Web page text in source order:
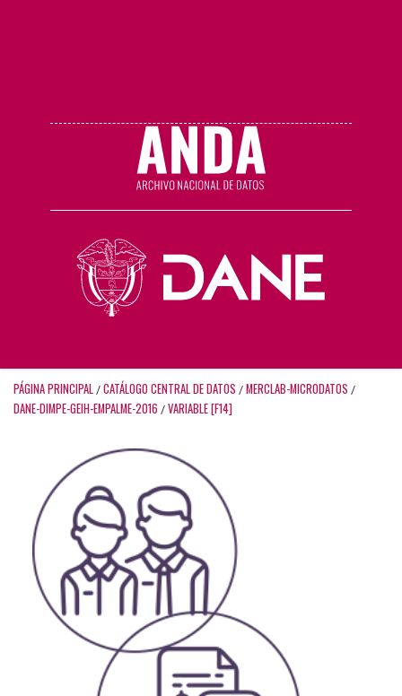
PÁGINA PRINCIPAL / CATÁLOGO CENTRAL DE DATOS / MERCLAB-MICRODATOS /
DANE-DIMPE-GEIH-EMPALME-2016 / VARIABLE [F14]